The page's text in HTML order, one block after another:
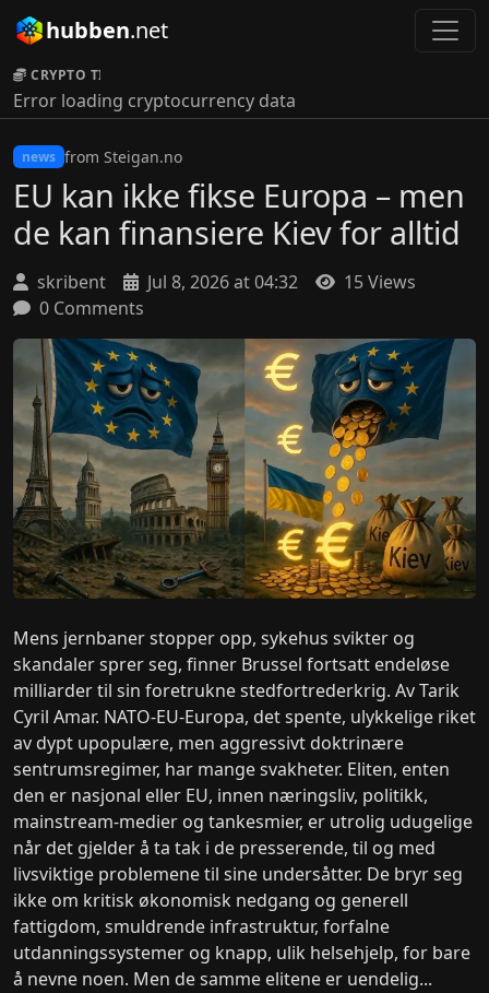
hubben.net
CRYPTO TICKER:
Error loading cryptocurrency data
news from Steigan.no
EU kan ikke fikse Europa – men
de kan finansiere Kiev for alltid
skribent Jul 8, 2026 at 04:32
15 Views
0 Comments
Mens jernbaner stopper opp, sykehus svikter og
skandaler sprer seg, finner Brussel fortsatt endeløse
milliarder til sin foretrukne stedfortrederkrig. Av Tarik
Cyril Amar. NATO-EU-Europa, det spente, ulykkelige riket
av dypt upopulære, men aggressivt doktrinære
sentrumsregimer, har mange svakheter. Eliten, enten
den er nasjonal eller EU, innen næringsliv, politikk,
mainstream-medier og tankesmier, er utrolig udugelige
når det gjelder å ta tak i de presserende, til og med
livsviktige problemene til sine undersåtter. De bryr seg
ikke om kritisk økonomisk nedgang og generell
fattigdom, smuldrende infrastruktur, forfalne
utdanningssystemer og knapp, ulik helsehjelp, for bare
å nevne noen. Men de samme elitene er uendelig...